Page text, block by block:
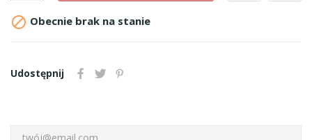
 Obecnie brak na stanie
Udostępnij